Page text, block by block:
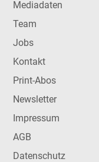
Mediadaten
Team
Jobs
Kontakt
Print-Abos
Newsletter
Impressum
AGB
Datenschutz